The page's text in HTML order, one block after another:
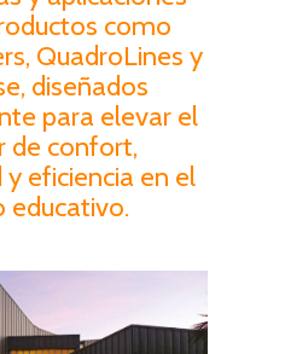
como
QuadroLines y
diseñados
para elevar el
de confort,
eficiencia en el
educativo.